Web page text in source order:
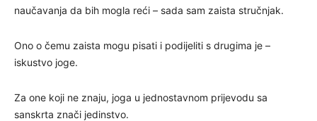
naučavanja da bih mogla reći – sada sam zaista stručnjak.
Ono o čemu zaista mogu pisati i podijeliti s drugima je –
iskustvo joge.
Za one koji ne znaju, joga u jednostavnom prijevodu sa
sanskrta znači jedinstvo.